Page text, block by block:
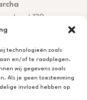
technologieën zoals
en/of te raadplegen.
wij gegevens zoals
Als je geen toestemming
invloed hebben op
130